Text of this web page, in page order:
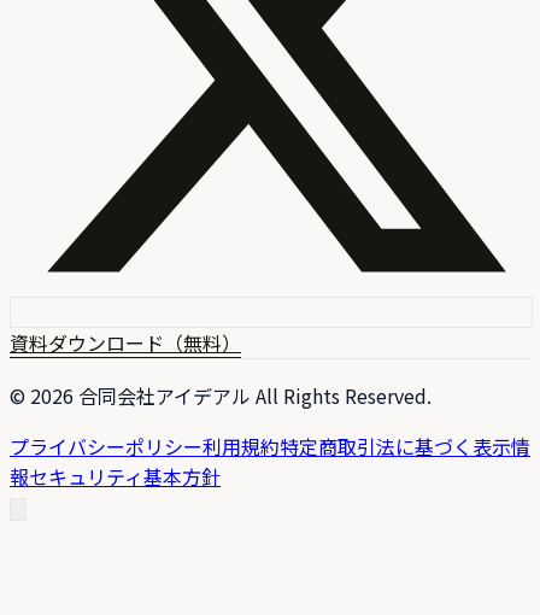
資料ダウンロード（無料）
© 2026 合同会社アイデアル All Rights Reserved.
プライバシーポリシー利用規約特定商取引法に基づく表示情
報セキュリティ基本方針